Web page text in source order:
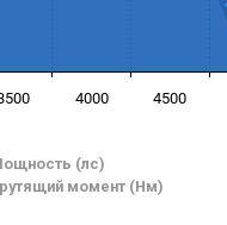
(лс)
момент (Нм)
4000 4500